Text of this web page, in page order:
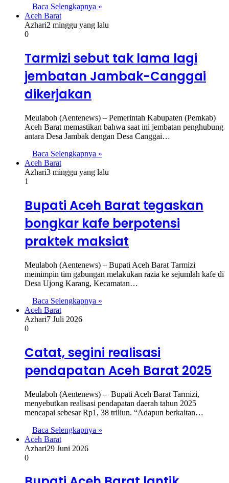
Baca Selengkapnya »
Aceh Barat
Azhari2 minggu yang lalu
0
Tarmizi sebut tak lama lagi
jembatan Jambak-Canggai
dikerjakan
Meulaboh (Aentenews) – Pemerintah Kabupaten (Pemkab)
Aceh Barat memastikan bahwa saat ini jembatan penghubung
antara Desa Jambak dengan Desa Canggai…
Baca Selengkapnya »
Aceh Barat
Azhari3 minggu yang lalu
1
Bupati Aceh Barat tegaskan
bongkar kafe berpotensi
praktek maksiat
Meulaboh (Aentenews) – Bupati Aceh Barat Tarmizi
memimpin tim gabungan melakukan razia ke sejumlah kafe di
Desa Ujong Karang, Kecamatan…
Baca Selengkapnya »
Aceh Barat
Azhari7 Juli 2026
0
Catat, segini realisasi
pendapatan Aceh Barat 2025
Meulaboh (Aentenews) – Bupati Aceh Barat Tarmizi,
menyebutkan realisasi pendapatan daerah tahun 2025
mencapai sebesar Rp1, 38 triliun. “Adapun berkaitan…
Baca Selengkapnya »
Aceh Barat
Azhari29 Juni 2026
0